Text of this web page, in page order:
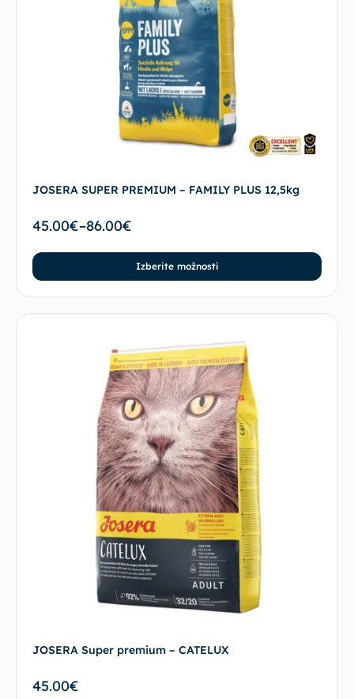
JOSERA SUPER PREMIUM – FAMILY PLUS 12,5kg
45.00€–86.00€
Izberite možnosti
JOSERA Super premium – CATELUX
45.00€